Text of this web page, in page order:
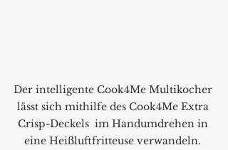
Der intelligente Cook4Me Multikocher
lässt sich mithilfe des Cook4Me Extra
Crisp-Deckels  im Handumdrehen in
eine Heißluftfritteuse verwandeln.